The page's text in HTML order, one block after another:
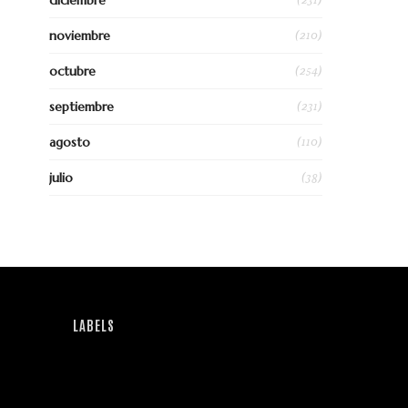
noviembre (210)
octubre (254)
septiembre (231)
agosto (110)
julio (38)
LABELS